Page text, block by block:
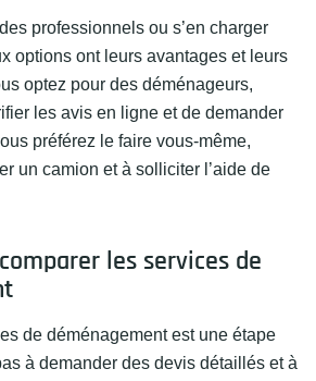
professionnels ou s’en charger
options ont leurs avantages et leurs
optez pour des déménageurs,
les avis en ligne et de demander
préférez le faire vous-même,
un camion et à solliciter l’aide de
les services de
de déménagement est une étape
à demander des devis détaillés et à